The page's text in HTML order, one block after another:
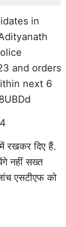
in
and orders
next 6
रखकर दिए हैं.
नहीं सख्त
एसटीएफ को